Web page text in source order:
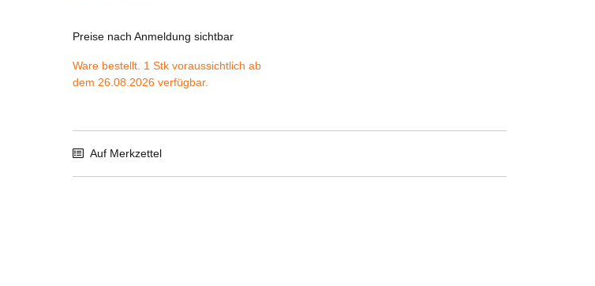
Preise nach Anmeldung sichtbar
Ware bestellt. 1 Stk voraussichtlich ab
dem 26.08.2026 verfügbar.
Auf Merkzettel